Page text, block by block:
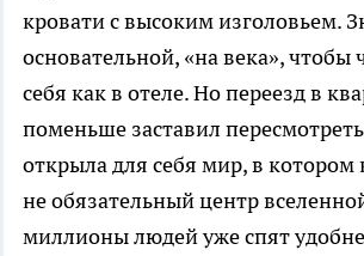
кровати с высоким изголовьем.
основательной, «на века», чтобы
себя как в отеле. Но переезд в
поменьше заставил
открыла для себя мир, в котором
не обязательный центр
миллионы людей уже спят